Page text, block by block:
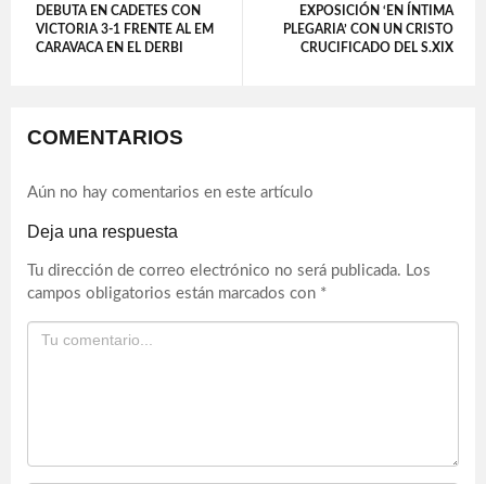
DEBUTA EN CADETES CON
VICTORIA 3-1 FRENTE AL EM
CARAVACA EN EL DERBI
EXPOSICIÓN ‘EN ÍNTIMA
PLEGARIA’ CON UN CRISTO
CRUCIFICADO DEL S.XIX
COMENTARIOS
Aún no hay comentarios en este artículo
Deja una respuesta
Tu dirección de correo electrónico no será publicada. Los
campos obligatorios están marcados con *